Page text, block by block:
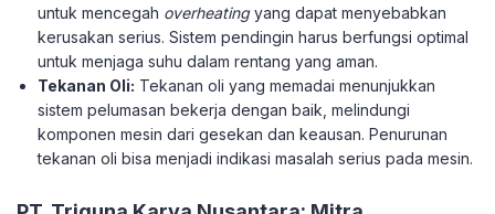
untuk mencegah overheatingyang dapat menyebabkan
kerusakan serius. Sistem pendingin harus berfungsi optimal
untuk menjaga suhu dalam rentang yang aman.
Tekanan Oli: Tekanan oli yang memadai menunjukkan
sistem pelumasan bekerja dengan baik, melindungi
komponen mesin dari gesekan dan keausan. Penurunan
tekanan oli bisa menjadi indikasi masalah serius pada mesin.